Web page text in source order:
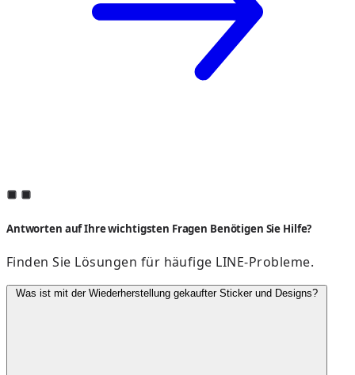
Antworten auf Ihre wichtigsten Fragen Benötigen Sie Hilfe?
Finden Sie Lösungen für häufige LINE-Probleme.
Was ist mit der Wiederherstellung gekaufter Sticker und Designs?